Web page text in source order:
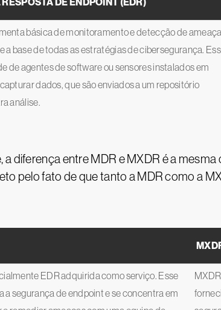
básica de monitoramento e detecção de
a base de todas as estratégias de cibersegurança.
de agentes de software ou sensores instalados em
dados, que são enviados a um repositório
análise.
a diferença entre MDR e MXDR é a
pelo fato de que tanto a MDR como a
EDR adquirida como serviço. Esse
a segurança de endpoint e se concentra em